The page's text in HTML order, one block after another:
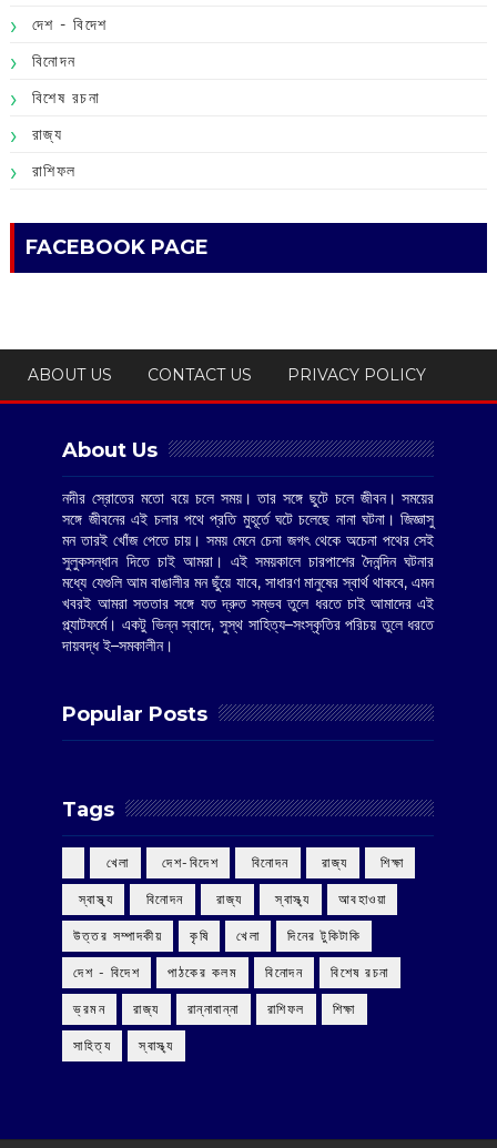
দেশ - বিদেশ
বিনোদন
বিশেষ রচনা
রাজ্য
রাশিফল
FACEBOOK PAGE
ABOUT US CONTACT US PRIVACY POLICY
About Us
নদীর স্রোতের মতো বয়ে চলে সময়। তার সঙ্গে ছুটে চলে জীবন। সময়ের
সঙ্গে জীবনের এই চলার পথে প্রতি মুহূর্তে ঘটে চলেছে নানা ঘটনা। জিজ্ঞাসু
মন তারই খোঁজ পেতে চায়। সময় মেনে চেনা জগৎ থেকে অচেনা পথের সেই
সুলুকসন্ধান দিতে চাই আমরা। এই সময়কালে চারপাশের দৈনন্দিন ঘটনার
মধ্যে যেগুলি আম বাঙালীর মন ছুঁয়ে যাবে, সাধারণ মানুষের স্বার্থ থাকবে, এমন
খবরই আমরা সততার সঙ্গে যত দ্রুত সম্ভব তুলে ধরতে চাই আমাদের এই
প্ল্যাটফর্মে। একটু ভিন্ন স্বাদে, সুস্থ সাহিত্য–সংস্কৃতির পরিচয় তুলে ধরতে
দায়বদ্ধ ই–সমকালীন।
Popular Posts
Tags
‌ খেলা ‌ দেশ-বিদেশ ‌ বিনোদন ‌ রাজ্য ‌ শিক্ষা
‌ স্বাস্থ্য ‌ বিনোদন ‌ রাজ্য ‌ স্বাস্থ্য আবহাওয়া
উত্তর সম্পাদকীয় কৃষি খেলা দিনের টুকিটাকি
দেশ - বিদেশ পাঠকের কলম বিনোদন বিশেষ রচনা
ভ্রমন রাজ্য রান্নাবান্না রাশিফল শিক্ষা
সাহিত্য স্বাস্থ্য